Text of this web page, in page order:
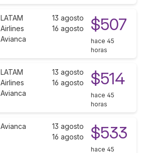
LATAM
Airlines
Avianca
13 agosto
16 agosto
$507
hace 45
horas
LATAM
Airlines
Avianca
13 agosto
16 agosto
$514
hace 45
horas
Avianca
13 agosto
16 agosto
$533
hace 45